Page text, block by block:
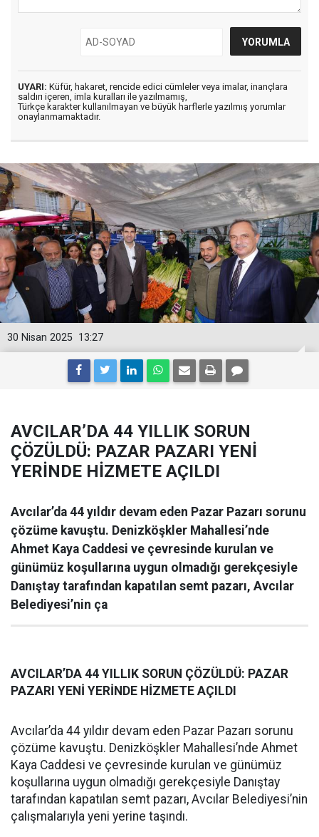
UYARI: Küfür, hakaret, rencide edici cümleler veya imalar, inançlara
saldırı içeren, imla kuralları ile yazılmamış,
Türkçe karakter kullanılmayan ve büyük harflerle yazılmış yorumlar
onaylanmamaktadır.
13:27
30 Nisan 2025
AVCILAR’DA 44 YILLIK SORUN
ÇÖZÜLDÜ: PAZAR PAZARI YENİ
YERİNDE HİZMETE AÇILDI
Avcılar’da 44 yıldır devam eden Pazar Pazarı sorunu
çözüme kavuştu. Denizköşkler Mahallesi’nde
Ahmet Kaya Caddesi ve çevresinde kurulan ve
günümüz koşullarına uygun olmadığı gerekçesiyle
Danıştay tarafından kapatılan semt pazarı, Avcılar
Belediyesi’nin ça
AVCILAR’DA 44 YILLIK SORUN ÇÖZÜLDÜ: PAZAR
PAZARI YENİ YERİNDE HİZMETE AÇILDI
Avcılar’da 44 yıldır devam eden Pazar Pazarı sorunu
çözüme kavuştu. Denizköşkler Mahallesi’nde Ahmet
Kaya Caddesi ve çevresinde kurulan ve günümüz
koşullarına uygun olmadığı gerekçesiyle Danıştay
tarafından kapatılan semt pazarı, Avcılar Belediyesi’nin
çalışmalarıyla yeni yerine taşındı.